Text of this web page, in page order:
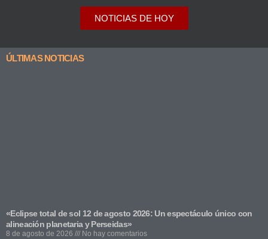
NOTICIAS DE HOY
ÚLTIMAS NOTICIAS
«Eclipse total de sol 12 de agosto 2026: Un espectáculo único con
alineación planetaria y Perseidas»
8 de agosto de 2026 No hay comentarios